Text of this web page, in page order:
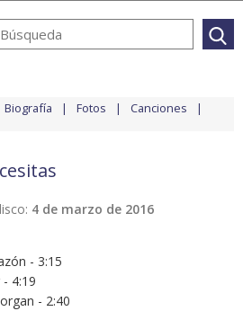
Biografía Fotos Canciones
4 de marzo de 2016
- 3:15
4:19
- 2:40